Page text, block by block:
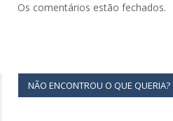
Os comentários estão fechados.
NÃO ENCONTROU O QUE QUERIA?